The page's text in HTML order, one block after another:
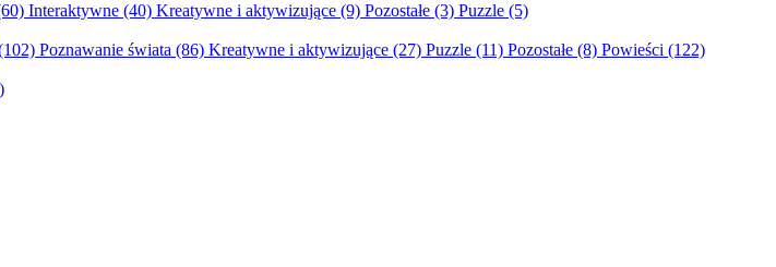
Interaktywne (40) Kreatywne i aktywizujące (9) Pozostałe (3) Puzzle (5)
Poznawanie świata (86) Kreatywne i aktywizujące (27) Puzzle (11) Pozostałe (8) Powieści (122)